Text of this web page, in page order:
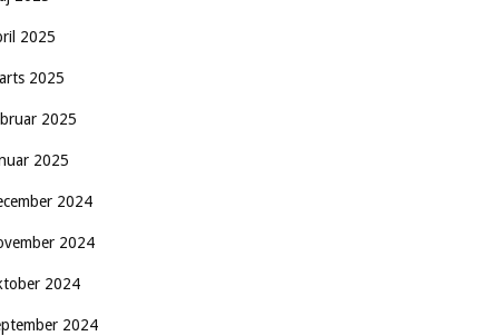
2025
2025
2025
2025
2024
2024
2024
2024